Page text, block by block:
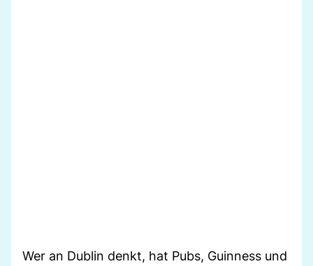
Wer an Dublin denkt, hat Pubs, Guinness und